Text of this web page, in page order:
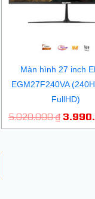
Màn hình 27 inch
EGM27F240VA
FullHD)
5.020.000₫